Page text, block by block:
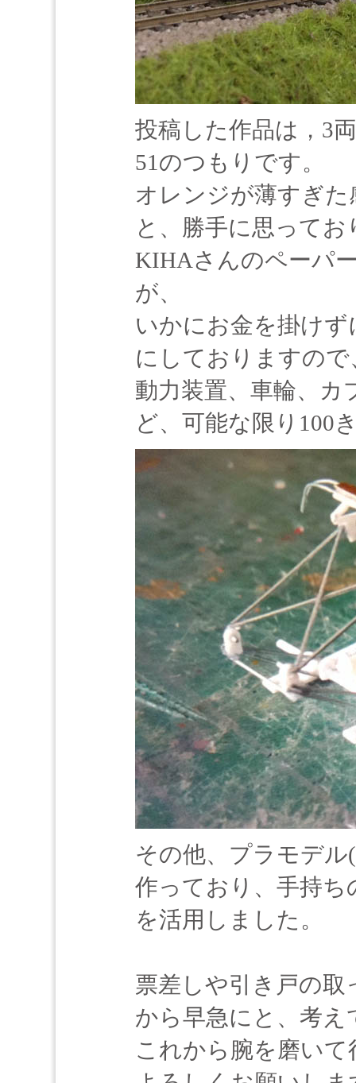
投稿した作品は，3
51のつもりです。
オレンジが薄すぎ
と、勝手に思ってお
KIHAさんのペーパ
が、
いかにお金を掛け
にしておりますので
動力装置、車輪、カ
ど、可能な限り100
その他、プラモデ
作っており、手持ち
を活用しました。
票差しや引き戸の
から早急にと、考え
これから腕を磨い